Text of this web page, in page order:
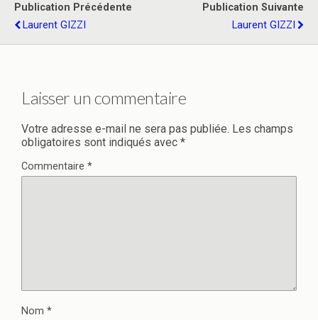
Publication Précédente
Laurent GIZZI
Publication Suivante
Laurent GIZZI
Laisser un commentaire
Votre adresse e-mail ne sera pas publiée. Les champs
obligatoires sont indiqués avec *
Commentaire *
Nom *